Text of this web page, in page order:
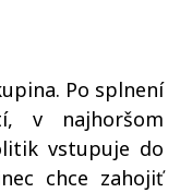
Po splnení
v najhoršom
vstupuje do
chce zahojiť